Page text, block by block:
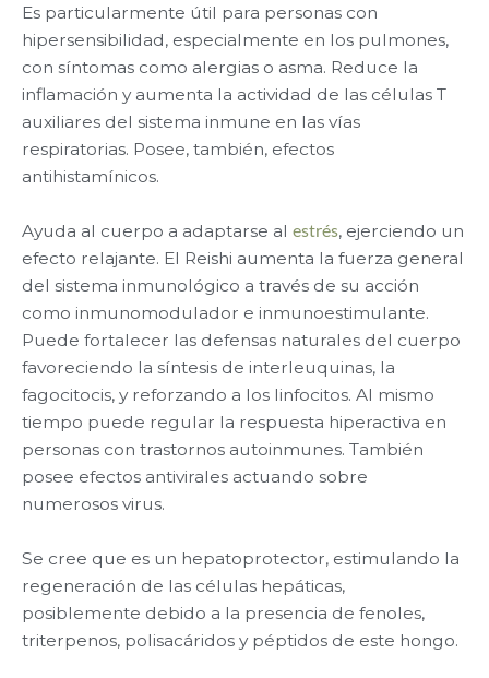
Es particularmente útil para personas con
hipersensibilidad, especialmente en los pulmones,
con síntomas como alergias o asma. Reduce la
inflamación y aumenta la actividad de las células T
auxiliares del sistema inmune en las vías
respiratorias. Posee, también, efectos
antihistamínicos.
Ayuda al cuerpo a adaptarse al estrés, ejerciendo un
efecto relajante. El Reishi aumenta la fuerza general
del sistema inmunológico a través de su acción
como inmunomodulador e inmunoestimulante.
Puede fortalecer las defensas naturales del cuerpo
favoreciendo la síntesis de interleuquinas, la
fagocitocis, y reforzando a los linfocitos. Al mismo
tiempo puede regular la respuesta hiperactiva en
personas con trastornos autoinmunes. También
posee efectos antivirales actuando sobre
numerosos virus.
Se cree que es un hepatoprotector, estimulando la
regeneración de las células hepáticas,
posiblemente debido a la presencia de fenoles,
triterpenos, polisacáridos y péptidos de este hongo.